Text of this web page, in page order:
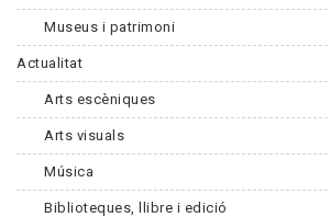
Museus i patrimoni
Actualitat
Arts escèniques
Arts visuals
Música
Biblioteques, llibre i edició